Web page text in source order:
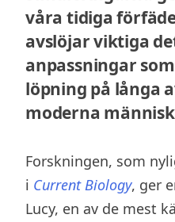
våra tidiga
avslöjar viktiga
anpassningar
löpning på långa
moderna
Forskningen, som
i Current Biology, ger
Lucy, en av de mest